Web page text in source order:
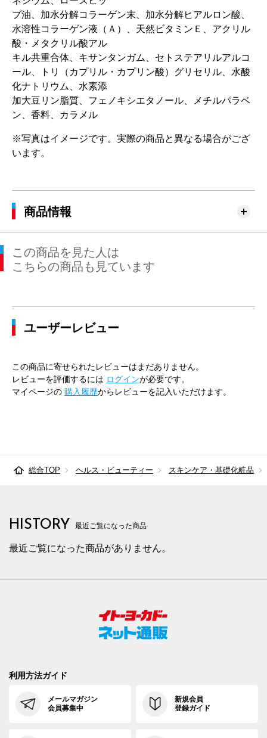
プ油、加水分解コラーゲン末、加水分解ヒアルロン酸、
水溶性コラーゲン液（Ａ）、天然ビタミンＥ、アクリル
酸・メタクリル酸アル
キル共重合体、キサンタンガム、セトステアリルアルコ
ール、トリ（カプリル・カプリン酸）グリセリル、水酸
化ナトリウム、水素添
加大豆リン脂質、フェノキシエタノール、メチルパラベ
ン、香料、カラメル
※写真はイメージです。実際の商品と異なる場合がござ
います。
商品情報
この商品を見た人は
こちらの商品も見ています
ユーザーレビュー
この商品に寄せられたレビューはまだありません。
レビューを評価するには ログインが必要です。
マイページの 購入履歴からレビューを記入いただけます。
総合TOP ヘルス・ビューティー スキンケア・基礎化粧品
HISTORY 最近ご覧になった商品
最近ご覧になった商品がありません。
利用方法ガイド
メールマガジン
会員募集中
新規会員
登録ガイド